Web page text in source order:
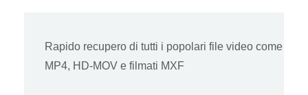
Rapido recupero di tutti i popolari file video come
MP4, HD-MOV e filmati MXF